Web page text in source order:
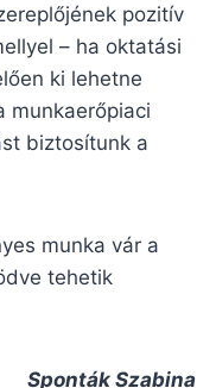
pozitív
– ha oktatási
ki lehetne
munkaerőpiaci
biztosítunk a
munka vár a
tehetik
Sponták Szabina